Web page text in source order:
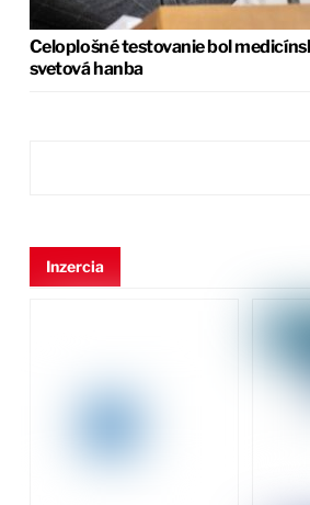
Celoplošné testovanie bol
svetová hanba
Inzercia